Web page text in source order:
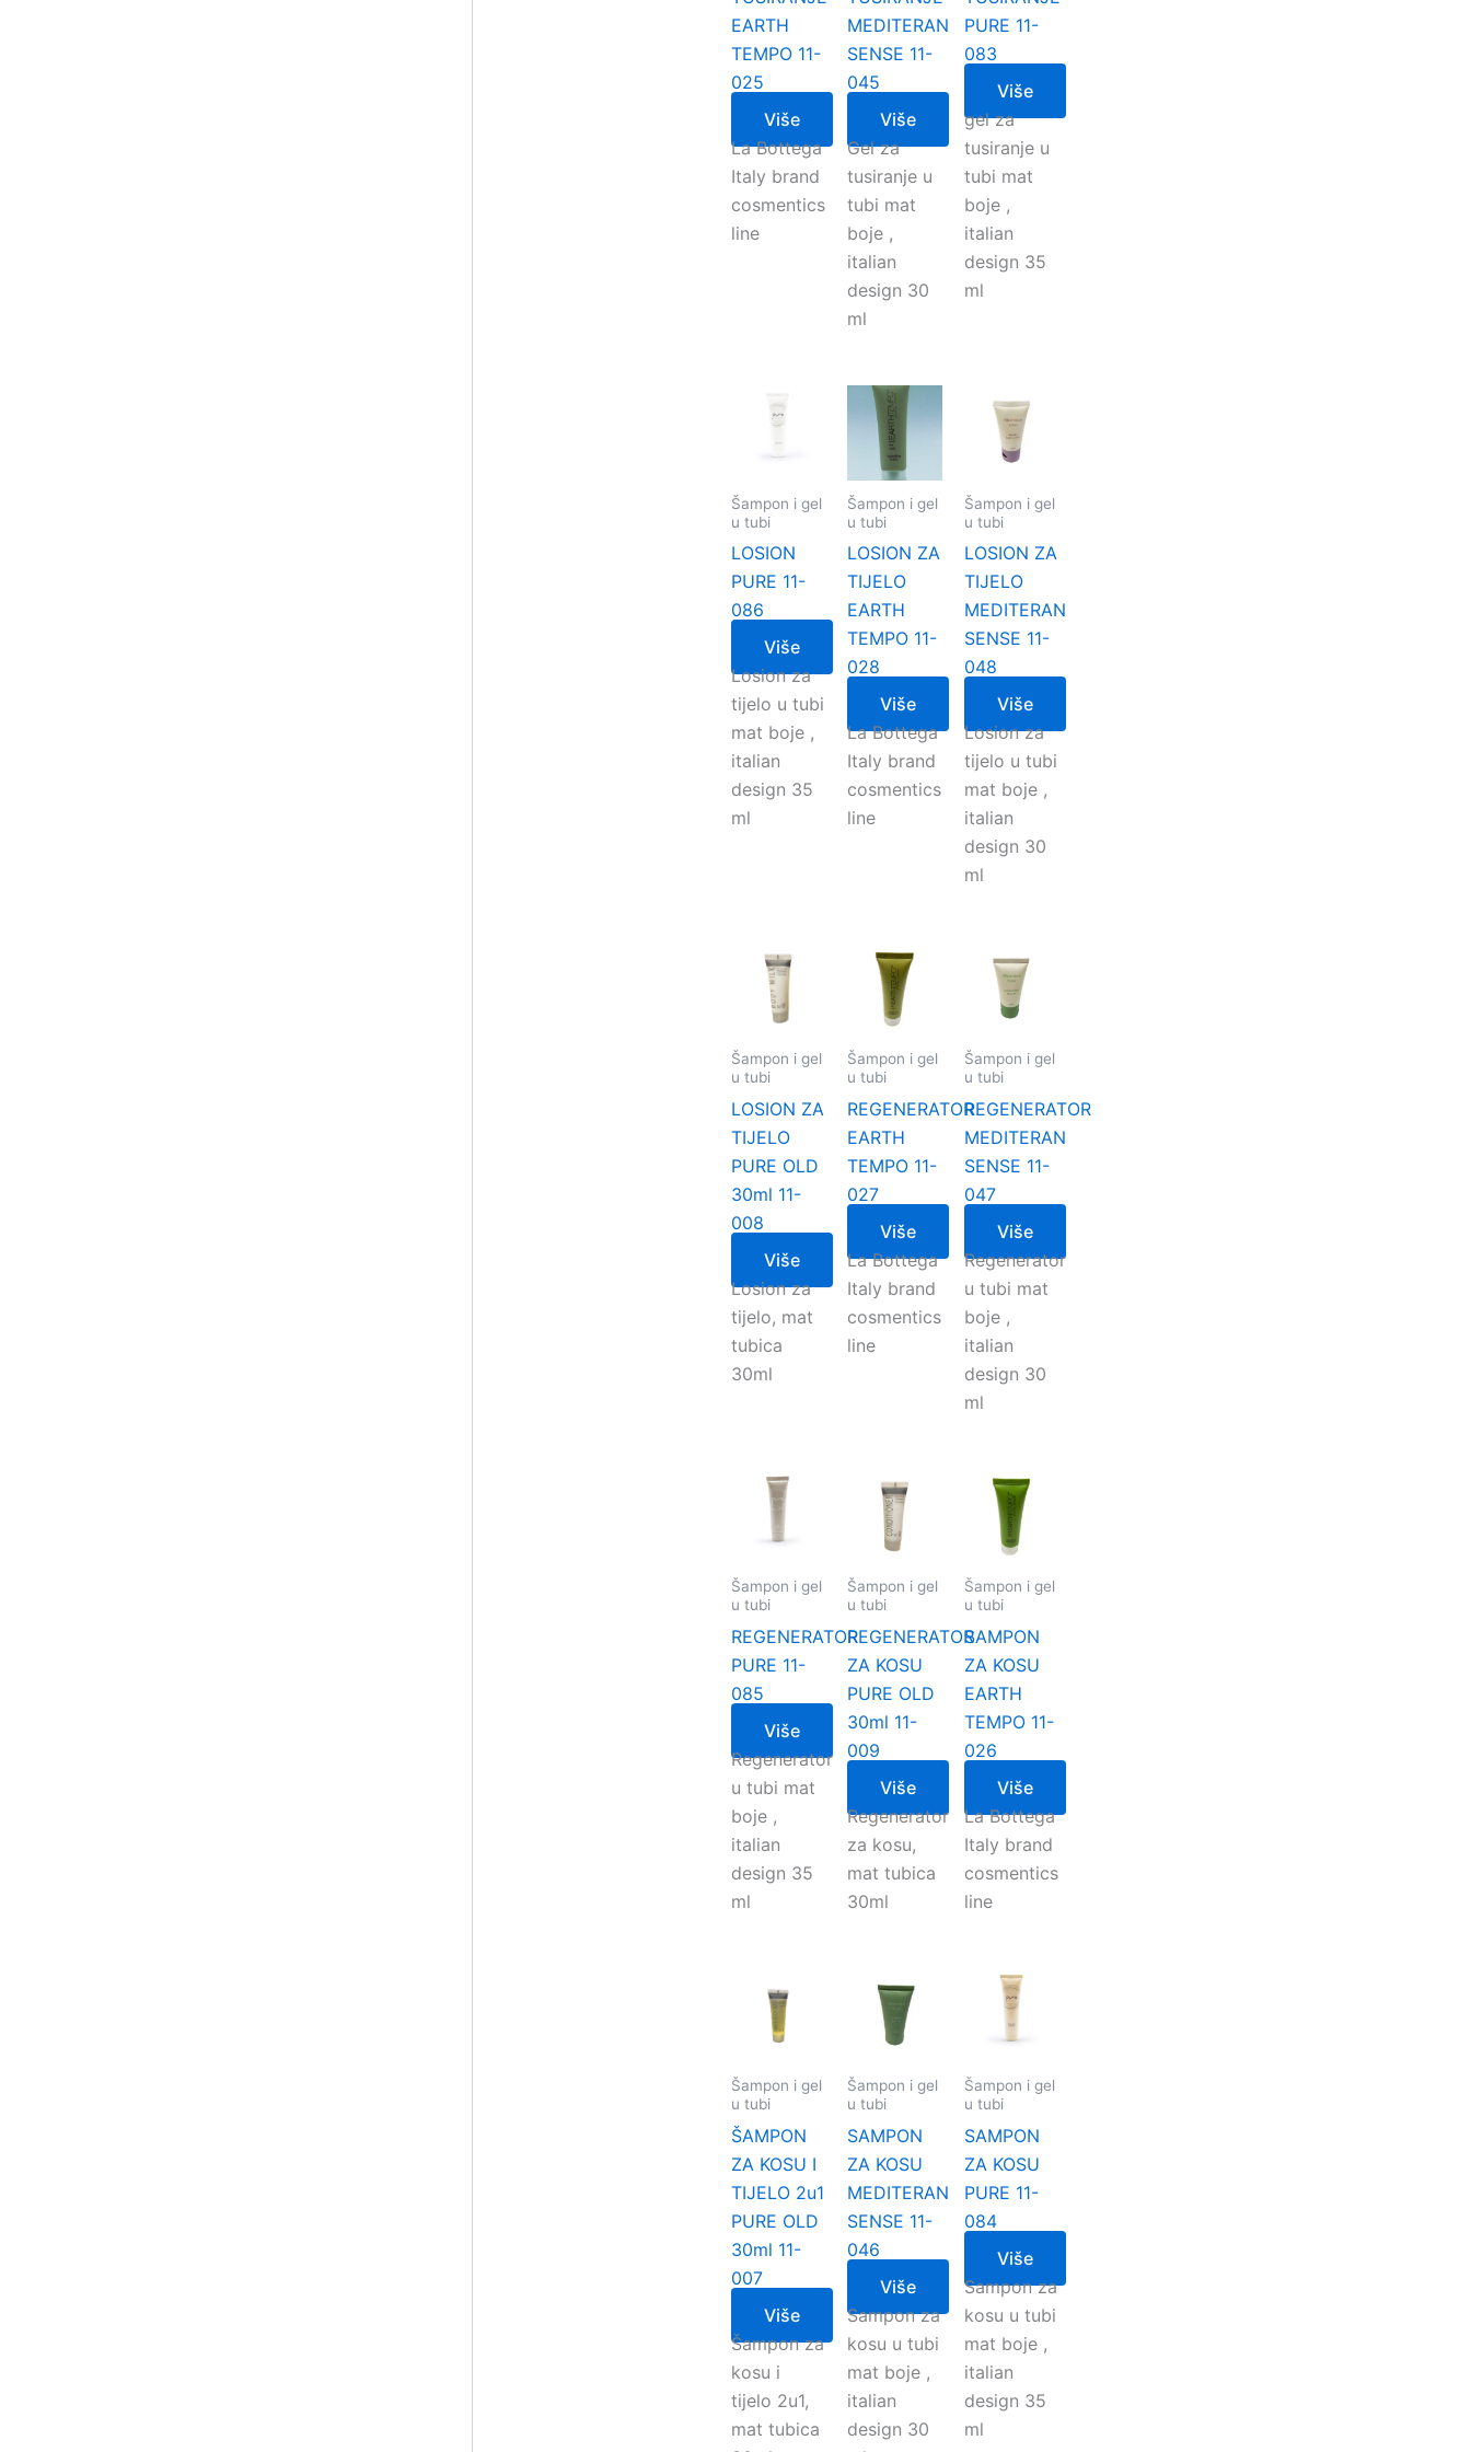
EARTH
TEMPO 11-
025
Više
La Bottega
Italy brand
cosmentics
line
MEDITERAN
SENSE 11-
045
Više
Gel za
tusiranje u
tubi mat
boje ,
italian
design 30
ml
PURE 11-
083
Više
gel za
tusiranje u
tubi mat
boje ,
italian
design 35
ml
Šampon i gel
u tubi
LOSION
PURE 11-
086
Više
Losion za
tijelo u tubi
mat boje ,
italian
design 35
ml
Šampon i gel
u tubi
LOSION ZA
TIJELO
EARTH
TEMPO 11-
028
Više
La Bottega
Italy brand
cosmentics
line
Šampon i gel
u tubi
LOSION ZA
TIJELO
MEDITERAN
SENSE 11-
048
Više
Losion za
tijelo u tubi
mat boje ,
italian
design 30
ml
Šampon i gel
u tubi
LOSION ZA
TIJELO
PURE OLD
30ml 11-
008
Više
Losion za
tijelo, mat
tubica
30ml
Šampon i gel
u tubi
REGENERATOR
EARTH
TEMPO 11-
027
Više
La Bottega
Italy brand
cosmentics
line
Šampon i gel
u tubi
REGENERATOR
MEDITERAN
SENSE 11-
047
Više
Regenerator
u tubi mat
boje ,
italian
design 30
ml
Šampon i gel
u tubi
REGENERATOR
PURE 11-
085
Više
Regenerator
u tubi mat
boje ,
italian
design 35
ml
Šampon i gel
u tubi
REGENERATOR
ZA KOSU
PURE OLD
30ml 11-
009
Više
Regenerator
za kosu,
mat tubica
30ml
Šampon i gel
u tubi
SAMPON
ZA KOSU
EARTH
TEMPO 11-
026
Više
La Bottega
Italy brand
cosmentics
line
Šampon i gel
u tubi
ŠAMPON
ZA KOSU I
TIJELO 2u1
PURE OLD
30ml 11-
007
Više
Šampon za
kosu i
tijelo 2u1,
mat tubica
Šampon i gel
u tubi
SAMPON
ZA KOSU
MEDITERAN
SENSE 11-
046
Više
Sampon za
kosu u tubi
mat boje ,
italian
design 30
Šampon i gel
u tubi
SAMPON
ZA KOSU
PURE 11-
084
Više
Sampon za
kosu u tubi
mat boje ,
italian
design 35
ml